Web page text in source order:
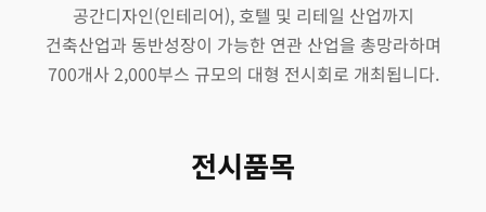
공간디자인(인테리어), 호텔 및 리테일 산업까지
건축산업과 동반성장이 가능한 연관 산업을 총망라하며
700개사 2,000부스 규모의 대형 전시회로 개최됩니다.
전시품목